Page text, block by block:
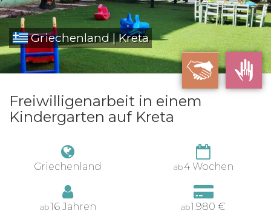
Griechenland | Kreta
Freiwilligenarbeit in einem
Kindergarten auf Kreta
Griechenland ab4 Wochen
ab16 Jahren ab1.980 €